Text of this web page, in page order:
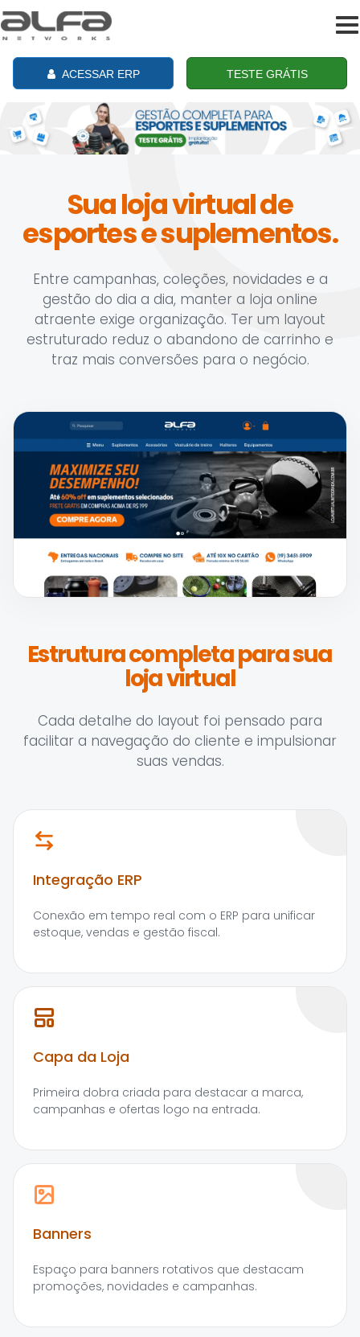
ACESSAR ERP TESTE GRÁTIS
Sua loja virtual de
esportes e suplementos.
Entre campanhas, coleções, novidades e a
gestão do dia a dia, manter a loja online
atraente exige organização. Ter um layout
estruturado reduz o abandono de carrinho e
traz mais conversões para o negócio.
Estrutura completa para sua
loja virtual
Cada detalhe do layout foi pensado para
facilitar a navegação do cliente e impulsionar
suas vendas.
Integração ERP
Conexão em tempo real com o ERP para unificar
estoque, vendas e gestão fiscal.
Capa da Loja
Primeira dobra criada para destacar a marca,
campanhas e ofertas logo na entrada.
Banners
Espaço para banners rotativos que destacam
promoções, novidades e campanhas.